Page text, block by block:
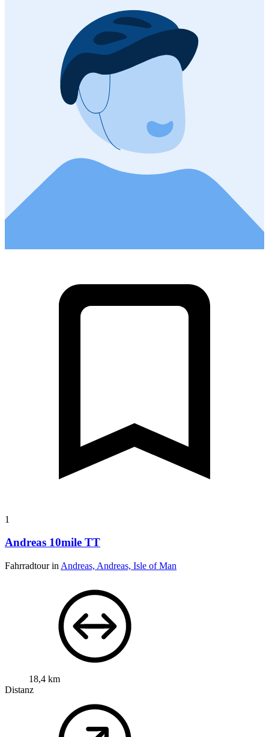
1
Andreas 10mile TT
Fahrradtour in Andreas, Andreas, Isle of Man
18,4 km
Distanz